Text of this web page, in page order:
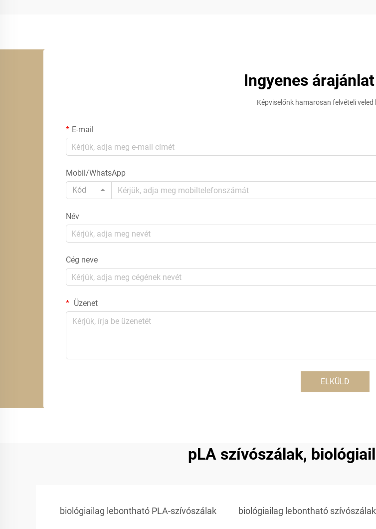
Ingyenes
Képviselőnk hamarosan felvételi
E-mail
Mobil/WhatsApp
Kód
Név
Cég neve
Üzenet
ELKÜLD
pLA szívószálak,
biológiailag lebontható PLA-szívószálak biológiailag lebontható